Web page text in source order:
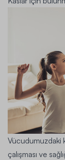
Vücudumuzdaki
çalışması ve